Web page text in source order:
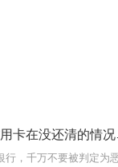
还清的情况能否再透支？